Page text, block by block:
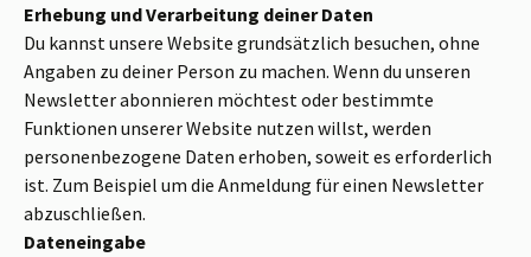
Erhebung und Verarbeitung deiner Daten
Du kannst unsere Website grundsätzlich besuchen, ohne
Angaben zu deiner Person zu machen. Wenn du unseren
Newsletter abonnieren möchtest oder bestimmte
Funktionen unserer Website nutzen willst, werden
personenbezogene Daten erhoben, soweit es erforderlich
ist. Zum Beispiel um die Anmeldung für einen Newsletter
abzuschließen.
Dateneingabe